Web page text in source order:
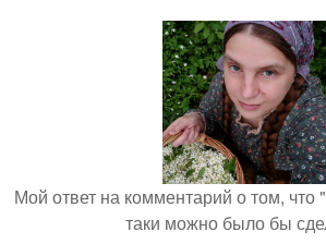
Мой ответ на комментарий о том, что
таки можно было бы